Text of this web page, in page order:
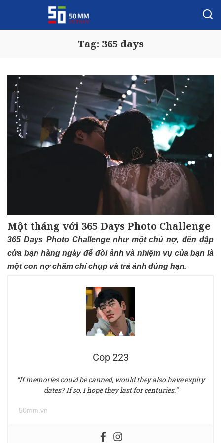
Tag: 365 days
Một tháng với 365 Days Photo Challenge
365 Days Photo Challenge như một chủ nợ, đến đập
cửa bạn hàng ngày để đòi ảnh và nhiệm vụ của bạn là
một con nợ chăm chỉ chụp và trả ảnh đúng hạn.
Cop 223
“If memories could be canned, would they also have expiry
dates? If so, I hope they last for centuries.”
50mm.vn